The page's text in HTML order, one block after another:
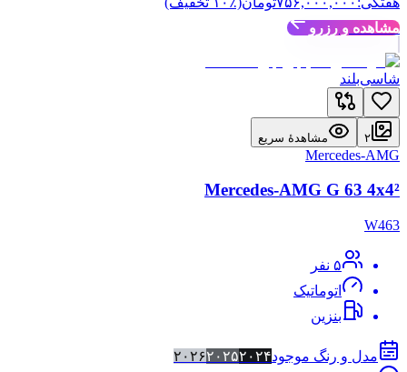
مشاهده و رزرو
شاسی‌بلند
۲ مشاهدهٔ سریع
Mercedes-AMG
Mercedes-AMG G 63 4x4²
W463
۵ نفر
اتوماتیک
بنزین
مدل و رنگ موجود ۲۰۲۶۲۰۲۵۲۰۲۴